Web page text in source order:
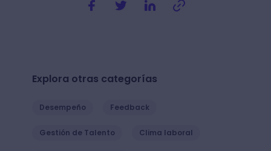
Explora otras categorías
Desempeño Feedback
Gestión de Talento Clima laboral